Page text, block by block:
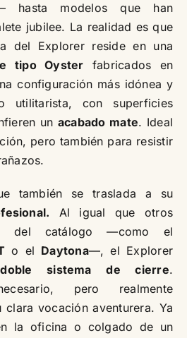
hasta modelos que han
jubilee. La realidad es que
del Explorer reside en una
tipo Oyster fabricados en
configuración más idónea y
con superficies
un acabado mate. Ideal
pero también para resistir
también se traslada a su
Al igual que otros
del catálogo —como el
o el Daytona—, el Explorer
doble sistema de cierre.
pero realmente
vocación aventurera. Ya
la oficina o colgado de un